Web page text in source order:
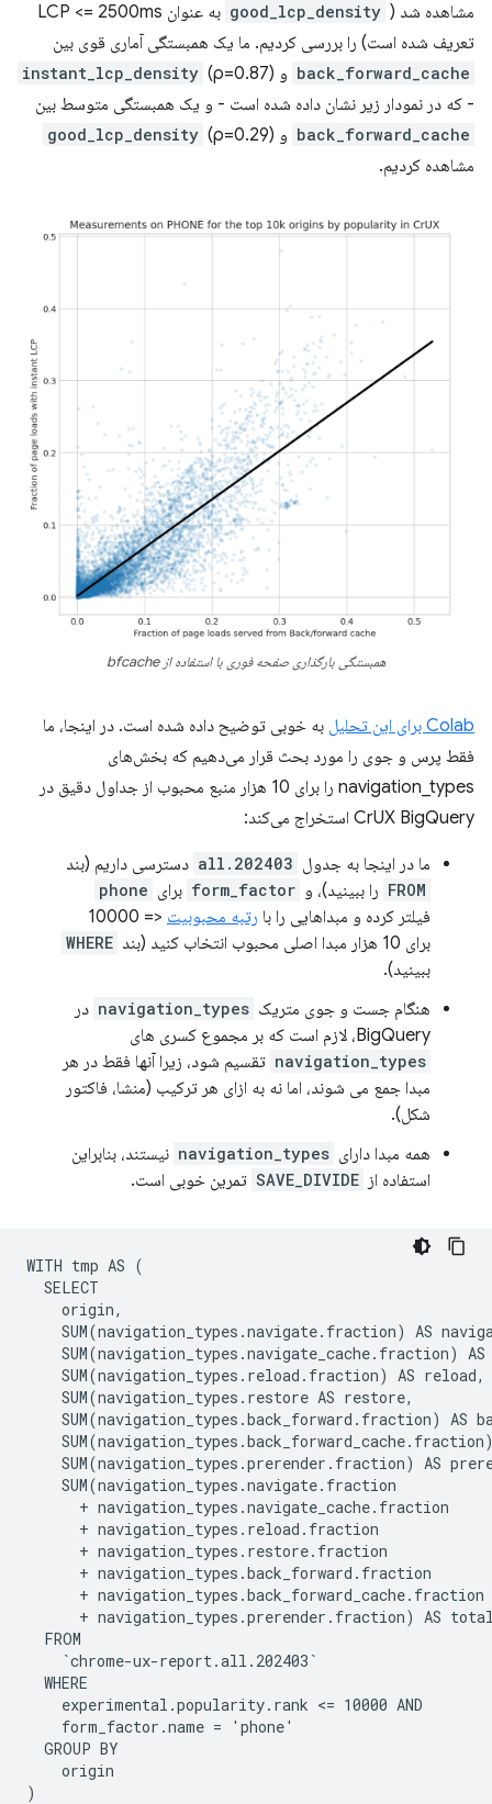
مشاهده شد ( good_lcp_density
به عنوان LCP <= 2500ms
تعریف شده است) را بررسی کردیم. ما یک همبستگی آماری قوی بین
back_forward_cache و instant_lcp_density (ρ=0.87)
- که در نمودار زیر نشان داده شده است - و یک همبستگی متوسط ​​بین
back_forward_cache و good_lcp_density (ρ=0.29)
مشاهده کردیم.
همبستگی بارگذاری صفحه فوری با استفاده از bfcache
Colab برای این تحلیل
به خوبی توضیح داده شده است. در اینجا، ما
فقط پرس و جوی را مورد بحث قرار می‌دهیم که بخش‌های
navigation_types را برای 10 هزار منبع محبوب از جداول دقیق در
CrUX BigQuery استخراج می‌کند:
ما در اینجا به جدول all.202403 دسترسی داریم (بند
FROM را ببینید)، و form_factor برای phone
فیلتر کرده و مبداهایی را با رتبه محبوبیت
<= 10000
برای 10 هزار مبدا اصلی محبوب انتخاب کنید (بند
WHERE
ببینید).
هنگام جست و جوی متریک navigation_types در
BigQuery، لازم است که بر مجموع کسری های
navigation_types تقسیم شود، زیرا آنها فقط در هر
مبدا جمع می شوند، اما نه به ازای هر ترکیب (منشا، فاکتور
شکل).
همه مبدا دارای navigation_types نیستند، بنابراین
استفاده از SAVE_DIVIDE تمرین خوبی است.
WITH tmp AS (
  SELECT
    origin,
SUM(navigation_types.navigate.fraction) AS
SUM(navigation_types.navigate_cache.fraction) AS
    SUM(navigation_types.reload.fraction) AS reload,
    SUM(navigation_types.restore AS restore,
SUM(navigation_types.back_forward.fraction) AS
SUM(navigation_types.prerender.fraction) AS
    SUM(navigation_types.navigate.fraction
      + navigation_types.navigate_cache.fraction
      + navigation_types.reload.fraction
      + navigation_types.restore.fraction
      + navigation_types.back_forward.fraction
      + navigation_types.back_forward_cache.fraction
+ navigation_types.prerender.fraction) AS
  FROM
    `chrome-ux-report.all.202403`
  WHERE
    experimental.popularity.rank <= 10000 AND
    form_factor.name = 'phone'
  GROUP BY
    origin
)